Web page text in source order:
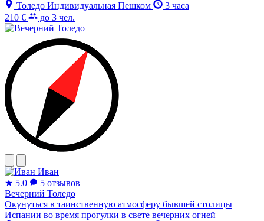
Толедо Индивидуальная Пешком
3 часа
210 €
до 3 чел.
Иван
★ 5.0
5 отзывов
Вечерний Толедо
Окунуться в таинственную атмосферу бывшей столицы
Испании во время прогулки в свете вечерних огней